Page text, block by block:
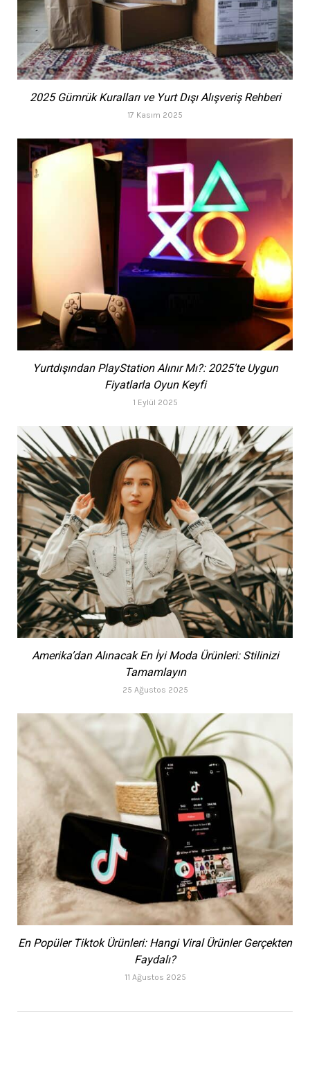
2025 Gümrük Kuralları ve Yurt Dışı Alışveriş Rehberi
17 Kasım 2025
Yurtdışından PlayStation Alınır Mı?: 2025’te Uygun
Fiyatlarla Oyun Keyfi
1 Eylül 2025
Amerika’dan Alınacak En İyi Moda Ürünleri: Stilinizi
Tamamlayın
25 Ağustos 2025
En Popüler Tiktok Ürünleri: Hangi Viral Ürünler Gerçekten
Faydalı?
11 Ağustos 2025